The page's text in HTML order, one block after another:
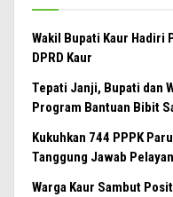
Wakil Bupati Kaur Hadiri
DPRD Kaur
Tepati Janji, Bupati dan
Program Bantuan Bibit
Kukuhkan 744 PPPK
Tanggung Jawab
Warga Kaur Sambut